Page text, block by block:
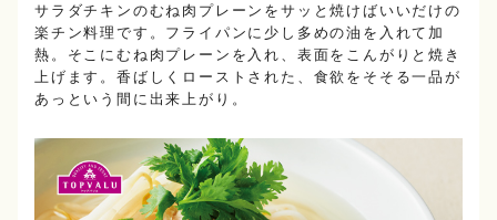
サラダチキンのむね肉プレーンをサッと焼けばいいだけの
楽チン料理です。フライパンに少し多めの油を入れて加
熱。そこにむね肉プレーンを入れ、表面をこんがりと焼き
上げます。香ばしくローストされた、食欲をそそる一品が
あっという間に出来上がり。